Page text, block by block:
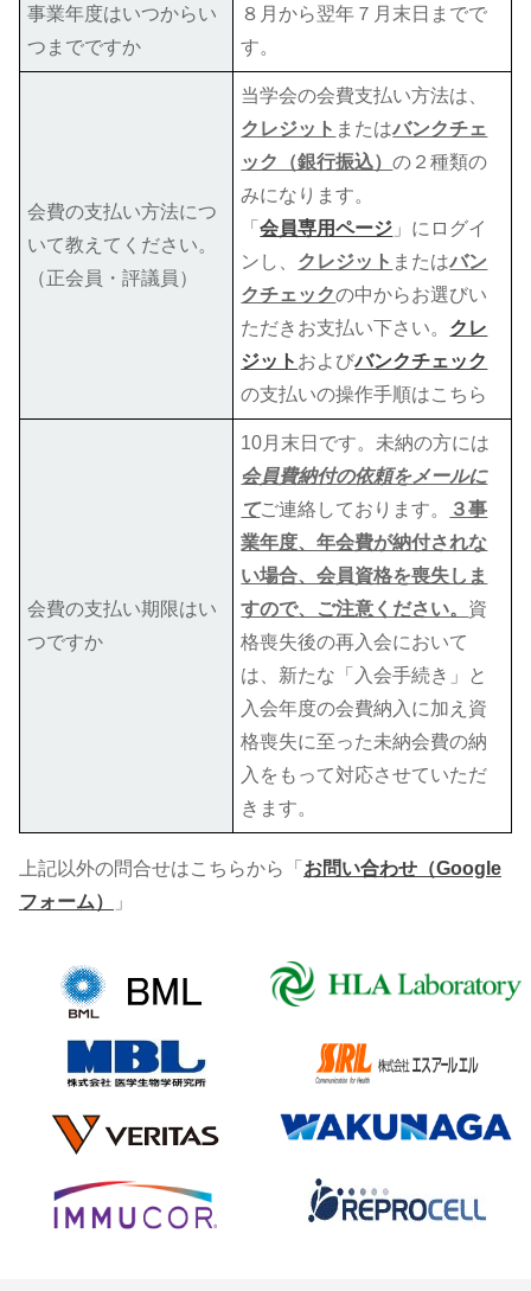
事業年度はいつからい
つまでですか
８月から翌年７月末日までで
す。
会費の支払い方法につ
いて教えてください。
（正会員・評議員）
当学会の会費支払い方法は、
クレジット またはバンクチェ
ック（銀行振込）の２種類の
みになります。
「会員専用ページ 」にログイ
ンし、 クレジット またはバン
クチェックの中からお選びい
ただきお支払い下さい。 クレ
ジット およびバンクチェック
の支払いの操作手順はこちら
会費の支払い期限はい
つですか
10月末日です。未納の方には
会員費納付の依頼をメールに
てご連絡しております。
３事
業年度、年会費が納付されな
い場合、会員資格を喪失しま
すので、ご注意ください。 資
格喪失後の再入会において
は、新たな「入会手続き」と
入会年度の会費納入に加え資
格喪失に至った未納会費の納
入をもって対応させていただ
きます。
上記以外の問合せはこちらから「 お問い合わせ（Google
フォーム）
」